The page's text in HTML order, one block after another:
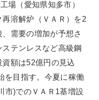
場（愛知県知多市）
溶解炉（ＶＡＲ）を2
需要の増加が予想さ
テンレスなど高級鋼
額は52億円の見込
を目指す。今夏に稼働
市)でのＶＡＲ1基増設